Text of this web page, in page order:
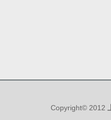
Copyright© 2012